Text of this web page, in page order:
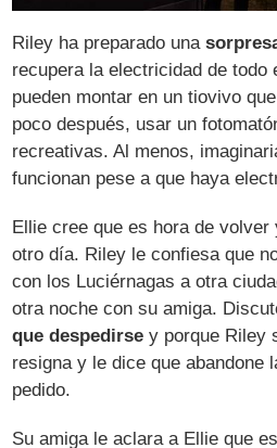
Riley ha preparado una
recupera la electricidad de todo
pueden montar en un tiovivo
poco después, usar un
recreativas. Al menos,
funcionan pese a que haya
Ellie cree que es hora de volver
otro día. Riley le confiesa que
con los Luciérnagas a otra
otra noche con su amiga.
que despedirse y porque Riley
resigna y le dice que abandone
pedido.
Su amiga le aclara a Ellie que